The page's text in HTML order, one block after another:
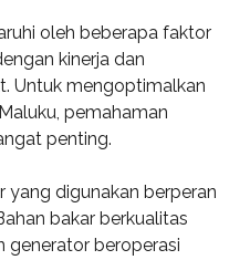
oleh beberapa faktor
kinerja dan
Untuk mengoptimalkan
pemahaman
penting.
yang digunakan berperan
bakar berkualitas
generator beroperasi